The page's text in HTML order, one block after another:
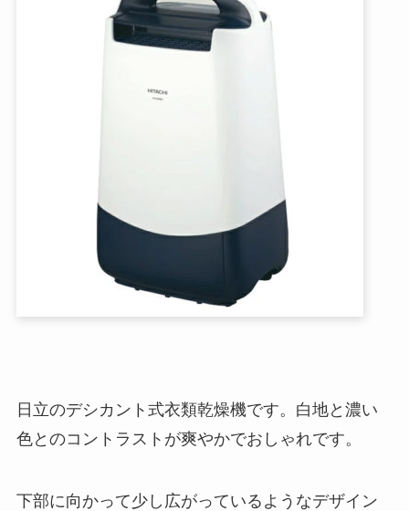
日立のデシカント式衣類乾燥機です。白地と濃い
色とのコントラストが爽やかでおしゃれです。
下部に向かって少し広がっているようなデザイン